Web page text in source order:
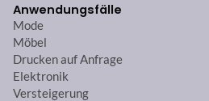
Anwendungsfälle
Mode
Möbel
Drucken auf Anfrage
Elektronik
Versteigerung